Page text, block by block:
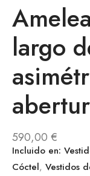
largo
590,00 €
Incluido en:
Cóctel, Vestidos